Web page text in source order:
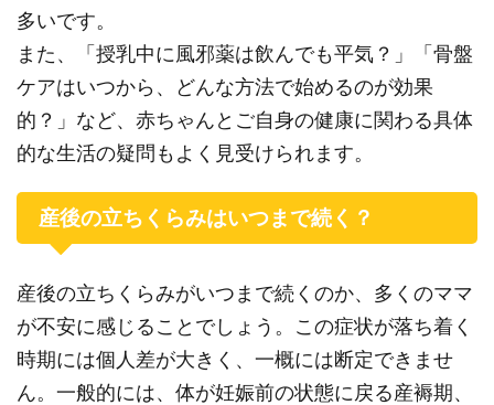
多いです。
また、「授乳中に風邪薬は飲んでも平気？」「骨盤
ケアはいつから、どんな方法で始めるのが効果
的？」など、赤ちゃんとご自身の健康に関わる具体
的な生活の疑問もよく見受けられます。
産後の立ちくらみはいつまで続く？
産後の立ちくらみがいつまで続くのか、多くのママ
が不安に感じることでしょう。この症状が落ち着く
時期には個人差が大きく、一概には断定できませ
ん。一般的には、体が妊娠前の状態に戻る産褥期、